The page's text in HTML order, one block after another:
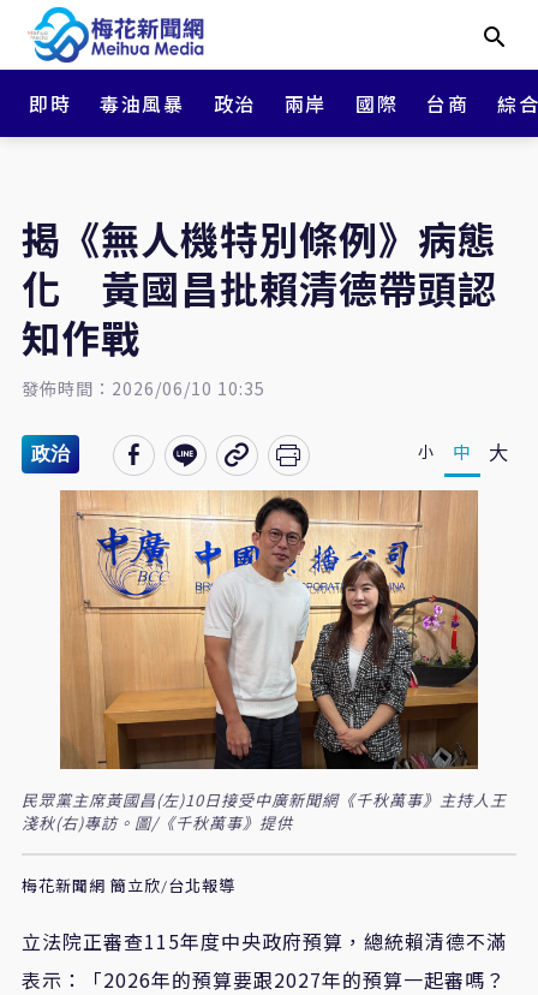
即時 毒油風暴 政治 兩岸 國際 台商 綜
揭《無人機特別條例》病態
化 黃國昌批賴清德帶頭認
知作戰
發佈時間：2026/06/10 10:35
政治 小 中 大
民眾黨主席黃國昌(左)10日接受中廣新聞網《千秋萬事》主持人王
淺秋(右)專訪。圖/《千秋萬事》提供
梅花新聞網 簡立欣/台北報導
立法院正審查115年度中央政府預算，總統賴清德不滿
表示：「2026年的預算要跟2027年的預算一起審嗎？